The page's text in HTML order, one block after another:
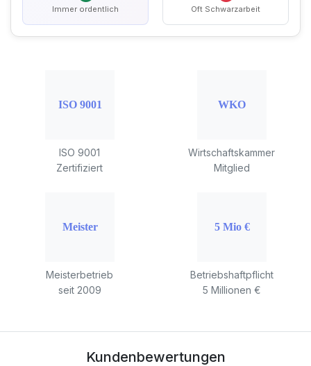
Immer ordentlich Oft Schwarzarbeit
ISO 9001
Zertifiziert
Wirtschaftskammer
Mitglied
Meisterbetrieb
seit 2009
Betriebshaftpflicht
5 Millionen €
Kundenbewertungen